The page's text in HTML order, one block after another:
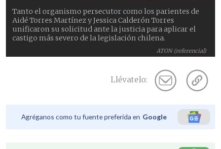
ATON (referencial)
Tanto el organismo persecutor como los parientes de
Aidé Torres Martínez y Jessica Calderón Torres
unificaron su solicitud ante la justicia para aplicar el
castigo más severo de la legislación chilena.
Llévatelo:
Agréganos como tu fuente preferida en Google